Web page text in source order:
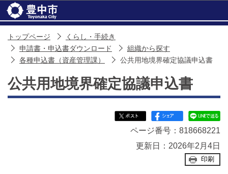
トップページ
くらし・手続き
申請書・申込書ダウンロード
組織から探す
各種申込書（資産管理課）
公共用地境界確定協議申込書
公共用地境界確定協議申込書
ページ番号：818668221
更新日：2026年2月4日
印刷